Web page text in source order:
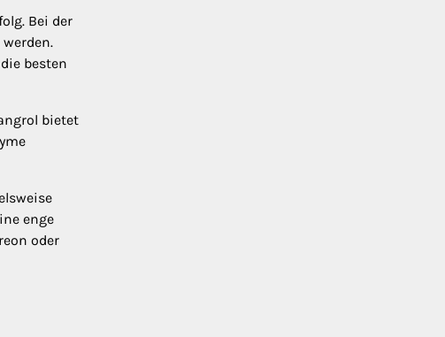
Bei der
besten
bietet
enge
oder